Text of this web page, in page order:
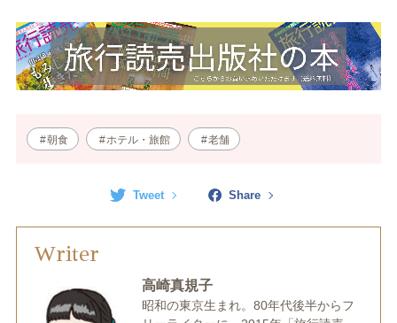
朝食 ホテル・旅館 老舗
Tweet Share
Writer
高崎真規子
昭和の東京生まれ。80年代後半からフ